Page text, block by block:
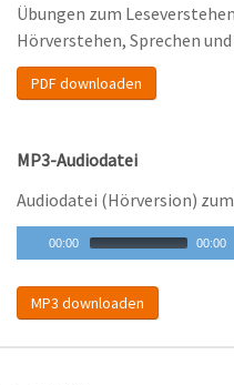
Übungen zum
Hörverstehen, Sprechen
PDF downloaden
MP3-Audiodatei
Audiodatei (Hörversion)
00:00 00:00
MP3 downloaden